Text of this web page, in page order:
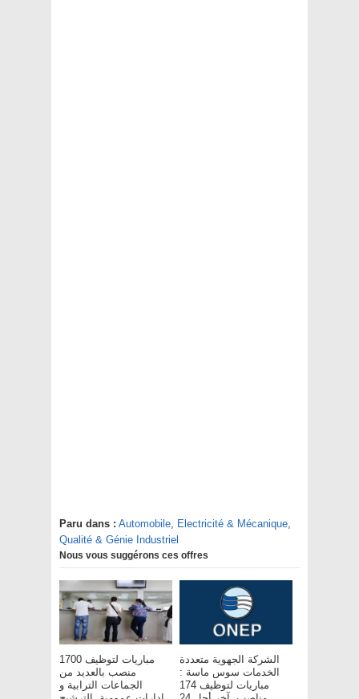
Paru dans : Automobile, Electricité & Mécanique,
Qualité & Génie Industriel
Nous vous suggérons ces offres
مباريات لتوظيف 1700
منصب بالعديد من
الجماعات الترابية و
الشركة الجهوية متعددة
الخدمات سوس ماسة :
مباريات لتوظيف 174